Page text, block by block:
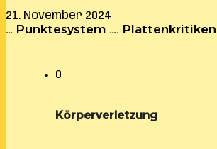
21. November 2024
… Punktesystem ….
0
Körperverletzung